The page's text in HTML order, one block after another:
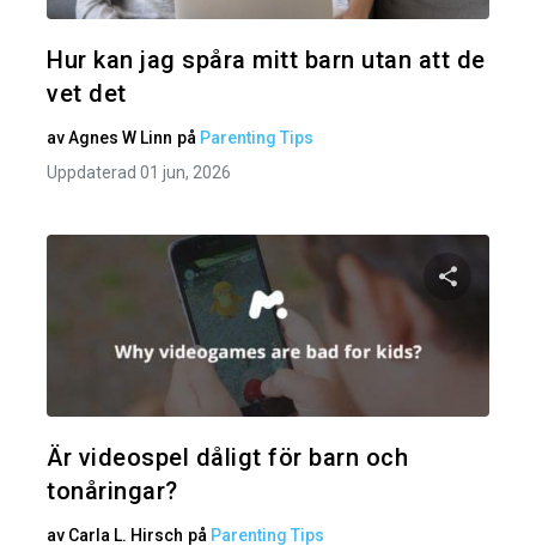
Hur kan jag spåra mitt barn utan att de
vet det
avAgnes W Linn på Parenting Tips
Uppdaterad 01 jun, 2026
Är videospel dåligt för barn och
tonåringar?
av Carla L. Hirsch på Parenting Tips